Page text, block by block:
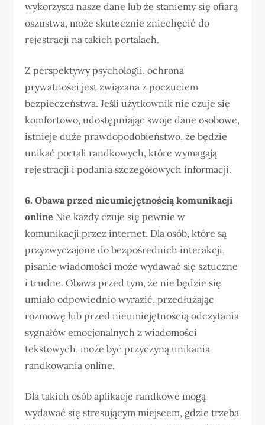
wykorzysta nasze dane lub że staniemy się ofiarą
oszustwa, może skutecznie zniechęcić do
rejestracji na takich portalach.
Z perspektywy psychologii, ochrona
prywatności jest związana z poczuciem
bezpieczeństwa. Jeśli użytkownik nie czuje się
komfortowo, udostępniając swoje dane osobowe,
istnieje duże prawdopodobieństwo, że będzie
unikać portali randkowych, które wymagają
rejestracji i podania szczegółowych informacji.
6. Obawa przed nieumiejętnością komunikacji
online Nie każdy czuje się pewnie w
komunikacji przez internet. Dla osób, które są
przyzwyczajone do bezpośrednich interakcji,
pisanie wiadomości może wydawać się sztuczne
i trudne. Obawa przed tym, że nie będzie się
umiało odpowiednio wyrazić, przedłużając
rozmowę lub przed nieumiejętnością odczytania
sygnałów emocjonalnych z wiadomości
tekstowych, może być przyczyną unikania
randkowania online.
Dla takich osób aplikacje randkowe mogą
wydawać się stresującym miejscem, gdzie trzeba